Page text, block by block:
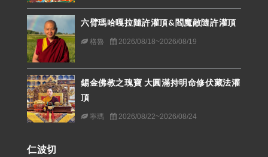
六臂瑪哈嘎拉隨許灌頂&閻魔敵隨許灌頂
格魯 2026/08/18~2026/08/19
錫金佛教之瑰寶 大圓滿持明命修伏藏法灌
頂
寧瑪 2026/08/22~2026/08/24
仁波切